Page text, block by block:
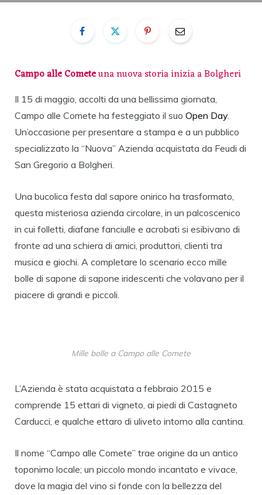
Campo alle Cometeuna nuova storia inizia a Bolgheri
Il 15 di maggio, accolti da una bellissima giornata,
Campo alle Comete ha festeggiato il suo Open Day.
Un’occasione per presentare a stampa e a un pubblico
specializzato la “Nuova” Azienda acquistata da Feudi di
San Gregorio a Bolgheri.
Una bucolica festa dal sapore onirico ha trasformato,
questa misteriosa azienda circolare, in un palcoscenico
in cui folletti, diafane fanciulle e acrobati si esibivano di
fronte ad una schiera di amici, produttori, clienti tra
musica e giochi. A completare lo scenario ecco mille
bolle di sapone di sapone iridescenti che volavano per il
piacere di grandi e piccoli.
Mille bolle a Campo alle Comete
L’Azienda è stata acquistata a febbraio 2015 e
comprende 15 ettari di vigneto, ai piedi di Castagneto
Carducci, e qualche ettaro di uliveto intorno alla cantina.
Il nome “Campo alle Comete” trae origine da un antico
toponimo locale; un piccolo mondo incantato e vivace,
dove la magia del vino si fonde con la bellezza del